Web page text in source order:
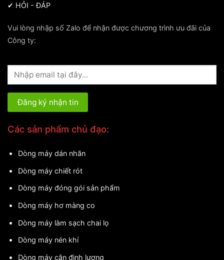
✔ HỎI - ĐÁP
Vui lòng nhập số Zalo để nhận được chương trình ưu đãi của
Công ty:
Các sản phẩm chủ đạo:
Dòng máy dán nhãn
Dòng máy chiết rót
Dòng máy đóng gói sản phẩm
Dòng máy hơ màng co
Dòng máy làm sạch chai lọ
Dòng máy nén khí
Dòng máy cân định lượng